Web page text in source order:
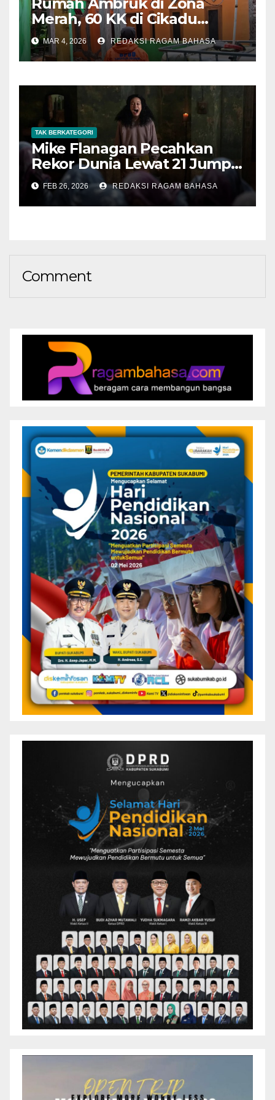
Merah, 60 KK di Cikadu
Terancam Pergerakan Tanah
Susulan
MAR 4, 2026 REDAKSI RAGAM BAHASA
TAK BERKATEGORI
Mike Flanagan Pecahkan
Rekor Dunia Lewat 21 Jump
Scare di The Midnight Club
FEB 26, 2026 REDAKSI RAGAM BAHASA
Comment